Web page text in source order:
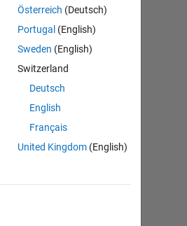
Österreich (Deutsch)
Portugal (English)
Sweden (English)
Switzerland
Deutsch
English
Français
United Kingdom(English)